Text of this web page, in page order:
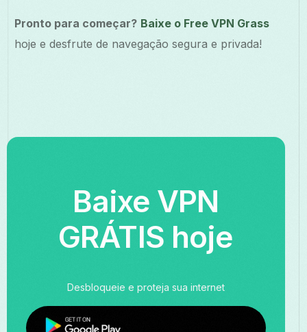
Pronto para começar? Baixe o Free VPN Grass
hoje e desfrute de navegação segura e privada!
Baixe VPN
GRÁTIS hoje
Desbloqueie e proteja sua internet